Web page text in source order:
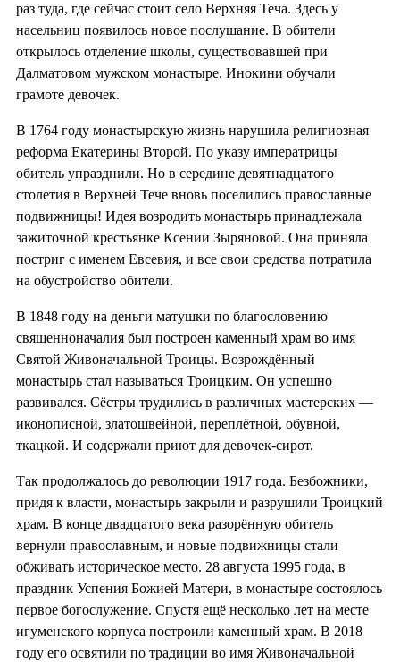
раз туда, где сейчас стоит село Верхняя Теча. Здесь у
насельниц появилось новое послушание. В обители
открылось отделение школы, существовавшей при
Далматовом мужском монастыре. Инокини обучали
грамоте девочек.
В 1764 году монастырскую жизнь нарушила религиозная
реформа Екатерины Второй. По указу императрицы
обитель упразднили. Но в середине девятнадцатого
столетия в Верхней Тече вновь поселились православные
подвижницы! Идея возродить монастырь принадлежала
зажиточной крестьянке Ксении Зыряновой. Она приняла
постриг с именем Евсевия, и все свои средства потратила
на обустройство обители.
В 1848 году на деньги матушки по благословению
священноначалия был построен каменный храм во имя
Святой Живоначальной Троицы. Возрождённый
монастырь стал называться Троицким. Он успешно
развивался. Сёстры трудились в различных мастерских —
иконописной, златошвейной, переплётной, обувной,
ткацкой. И содержали приют для девочек-сирот.
Так продолжалось до революции 1917 года. Безбожники,
придя к власти, монастырь закрыли и разрушили Троицкий
храм. В конце двадцатого века разорённую обитель
вернули православным, и новые подвижницы стали
обживать историческое место. 28 августа 1995 года, в
праздник Успения Божией Матери, в монастыре состоялось
первое богослужение. Спустя ещё несколько лет на месте
игуменского корпуса построили каменный храм. В 2018
году его освятили по традиции во имя Живоначальной